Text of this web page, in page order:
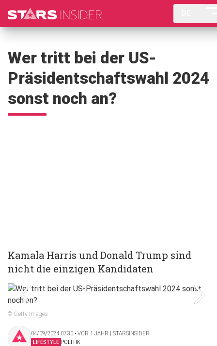
Wer tritt bei der US-
Präsidentschaftswahl 2024
sonst noch an?
Kamala Harris und Donald Trump sind
nicht die einzigen Kandidaten
© Getty Images
04/09/2024 07:30 ‧ VOR 1 JAHR | STARSINSIDER
LIFESTYLE POLITIK